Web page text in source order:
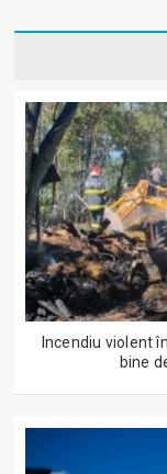
Incendiu violent
bine